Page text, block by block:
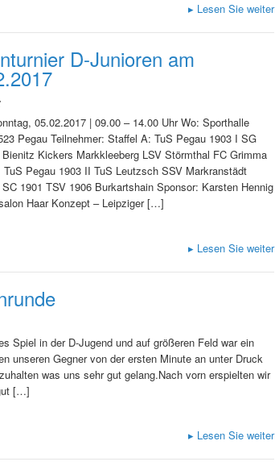
▸ Lesen Sie weiter
D-Junioren am
05.02.2017 | 09.00 – 14.00 Uhr Wo: Sporthalle
Pegau Teilnehmer: Staffel A: TuS Pegau 1903 I SG
Kickers Markkleeberg LSV Störmthal FC Grimma
Pegau 1903 II TuS Leutzsch SSV Markranstädt
1901 TSV 1906 Burkartshain Sponsor: Karsten Hennig
Haar Konzept – Leipziger […]
▸ Lesen Sie weiter
Spiel in der D-Jugend und auf größeren Feld war ein
unseren Gegner von der ersten Minute an unter Druck
was uns sehr gut gelang.Nach vorn erspielten wir
[…]
▸ Lesen Sie weiter